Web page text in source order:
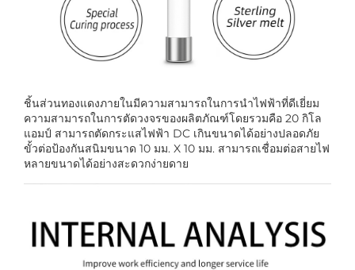
ชิ้นส่วนทองแดงภายในมีความสามารถในการนำไฟฟ้าที่ดีเยี่ยม
ความสามารถในการตัดวงจรของผลิตภัณฑ์โดยรวมคือ 20 กิโล
แอมป์ สามารถตัดกระแสไฟฟ้า DC เกินขนาดได้อย่างปลอดภัย
ขั้วต่อป้องกันสนิมขนาด 10 มม. X 10 มม. สามารถเชื่อมต่อสายไฟ
หลายขนาดได้อย่างสะดวกง่ายดาย